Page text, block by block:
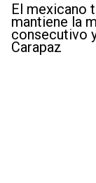
El mexicano
mantiene la
consecutivo
Carapaz